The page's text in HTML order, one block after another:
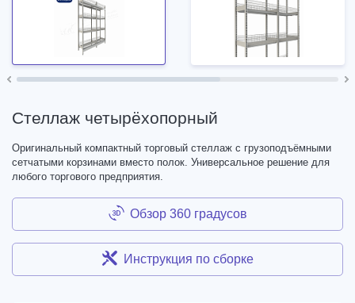
Стеллаж четырёхопорный
Оригинальный компактный торговый стеллаж с грузоподъёмными
сетчатыми корзинами вместо полок. Универсальное решение для
любого торгового предприятия.
Обзор 360 градусов
Инструкция по сборке